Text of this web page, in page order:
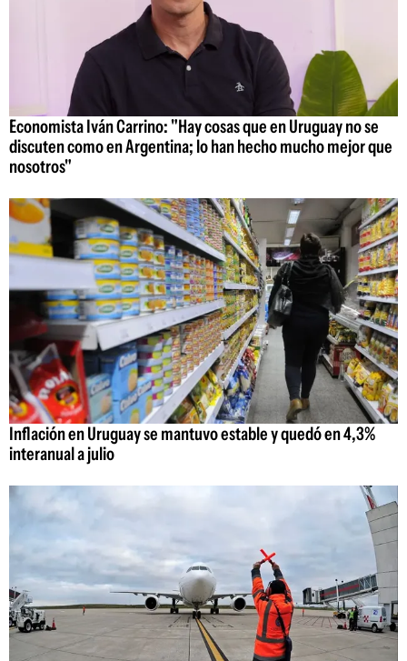
Economista Iván Carrino: "Hay cosas que en Uruguay no se
discuten como en Argentina; lo han hecho mucho mejor que
nosotros"
Inflación en Uruguay se mantuvo estable y quedó en 4,3%
interanual a julio